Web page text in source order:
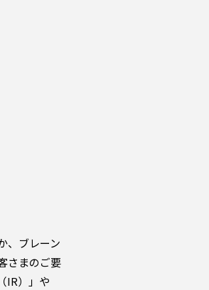
、ブレーン
さまのご要
IR）」や